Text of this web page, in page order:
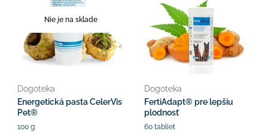
Nie je na sklade
Dogoteka
Energetická pasta CelerVis
Pet®
100 g
Dogoteka
FertiAdapt® pre lepšiu
plodnosť
60 tabliet